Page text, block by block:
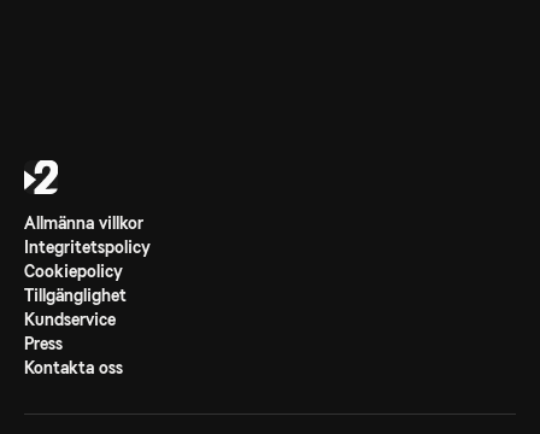
Allmänna villkor
Integritetspolicy
Cookiepolicy
Tillgänglighet
Kundservice
Press
Kontakta oss